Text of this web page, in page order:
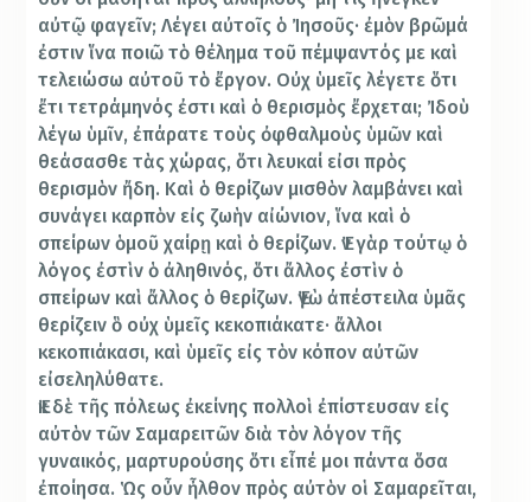
αὐτῷ φαγεῖν; Λέγει αὐτοῖς ὁ Ἰησοῦς· ἐμὸν βρῶμά
ἐστιν ἵνα ποιῶ τὸ θέλημα τοῦ πέμψαντός με καὶ
τελειώσω αὐτοῦ τὸ ἔργον. Οὐχ ὑμεῖς λέγετε ὅτι
ἔτι τετράμηνός ἐστι καὶ ὁ θερισμὸς ἔρχεται; Ἰδοὺ
λέγω ὑμῖν, ἐπάρατε τοὺς ὀφθαλμοὺς ὑμῶν καὶ
θεάσασθε τὰς χώρας, ὅτι λευκαί εἰσι πρὸς
θερισμὸν ἤδη. Καὶ ὁ θερίζων μισθὸν λαμβάνει καὶ
συνάγει καρπὸν εἰς ζωὴν αἰώνιον, ἵνα καὶ ὁ
σπείρων ὁμοῦ χαίρῃ καὶ ὁ θερίζων. Ἐν γὰρ τούτῳ ὁ
λόγος ἐστὶν ὁ ἀληθινός, ὅτι ἄλλος ἐστὶν ὁ
σπείρων καὶ ἄλλος ὁ θερίζων. Ἐγὼ ἀπέστειλα ὑμᾶς
θερίζειν ὃ οὐχ ὑμεῖς κεκοπιάκατε· ἄλλοι
κεκοπιάκασι, καὶ ὑμεῖς εἰς τὸν κόπον αὐτῶν
εἰσεληλύθατε.
Ἐκ δὲ τῆς πόλεως ἐκείνης πολλοὶ ἐπίστευσαν εἰς
αὐτὸν τῶν Σαμαρειτῶν διὰ τὸν λόγον τῆς
γυναικός, μαρτυρούσης ὅτι εἶπέ μοι πάντα ὅσα
ἐποίησα. Ὡς οὖν ἦλθον πρὸς αὐτὸν οἱ Σαμαρεῖται,